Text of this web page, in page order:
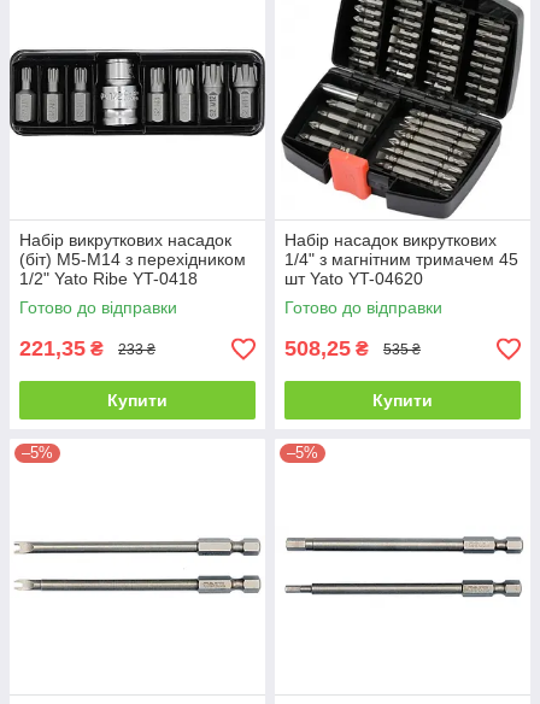
Набір викруткових насадок
(біт) М5-М14 з перехідником
1/2" Yato Ribe YT-0418
Готово до відправки
221,35 ₴ 233 ₴
Купити
Набір насадок викруткових
1/4" з магнітним тримачем 45
шт Yato YT-04620
Готово до відправки
508,25 ₴ 535 ₴
Купити
–5% –5%